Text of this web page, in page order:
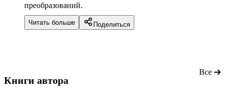
преобразований.
Читать больше Поделиться
Книги автора
Все